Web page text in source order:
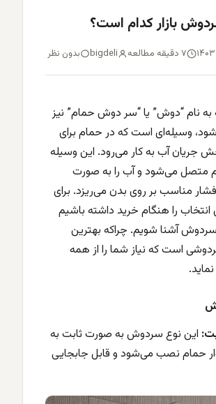
بازار کدام است؟
۷ دقیقه مطالعه bigdeli بدون نظر
نام “دوش” یا “سر دوش حمام” نیز
وسیله‌ای است که در حمام برای
جریان آب به کار می‌رود. این وسیله
متصل می‌شود و آب را به صورت
فشار مناسب بر روی بدن می‌ریزد. برای
انتخاب را هنگام خرید داشته باشیم
سردوش آشنا شویم. چراکه بهترین
است که نیاز شما را از همه
این نوع سردوش به صورت ثابت به
حمام نصب می‌شود و قابل جابجایی